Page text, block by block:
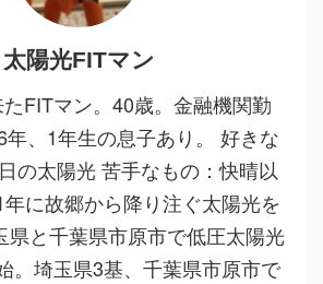
太陽光FITマン
FITマン。40歳。金融機関勤
、1年生の息子あり。 好きな
の太陽光 苦手なもの：快晴以
に故郷から降り注ぐ太陽光を
県と千葉県市原市で低圧太陽光
。埼玉県3基、千葉県市原市で